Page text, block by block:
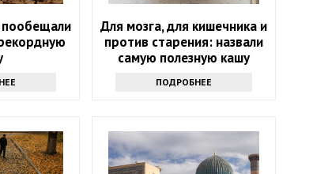
пообещали
Для мозга, для кишечника и
против старения: назвали
самую полезную кашу
ПОДРОБНЕЕ